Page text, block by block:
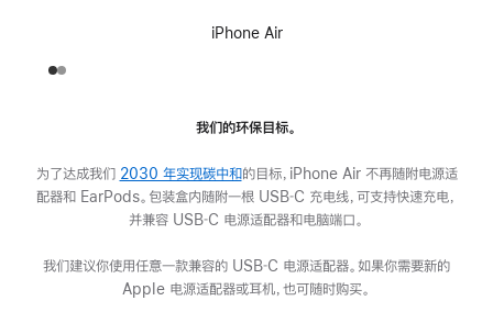
iPhone Air
我们的环保目标。
为了达成我们 2030 年实现碳中和的目标，iPhone Air 不再随附电源适
配器和 EarPods。包装盒内随附一根 USB‑C 充电线，可支持快速充电，
并兼容 USB‑C 电源适配器和电脑端口。
我们建议你使用任意一款兼容的 USB‑C 电源适配器。如果你需要新的
Apple 电源适配器或耳机，也可随时购买。